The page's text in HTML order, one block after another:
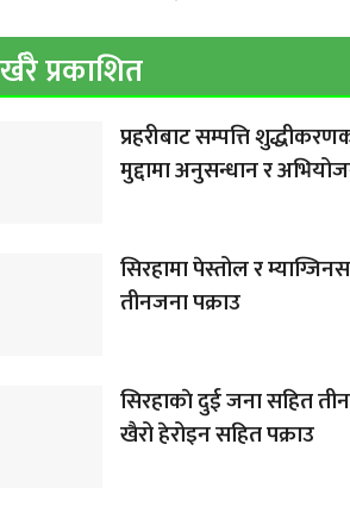
प्रकाशित
प्रहरीबाट सम्पत्ति
मुद्दामा अनुसन्धान र
सिरहामा पेस्तोल र
तीनजना पक्राउ
सिरहाकाे दुई जना सहित
खैरो हेरोइन सहित पक्राउ